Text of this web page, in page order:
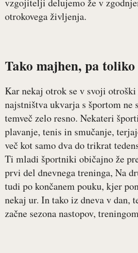
vzgojitelji delujemo že v
otrokovega življenja.
Tako majhen, pa
Kar nekaj otrok se v svoji
najstništva ukvarja s športom ne
temveč zelo resno. Nekateri
plavanje, tenis in smučanje,
več kot samo dva do trikrat
Ti mladi športniki običajno že
prvi del dnevnega treninga, Na
tudi po končanem pouku, kjer
nekaj ur. In tako iz dneva v dan,
začne sezona nastopov,